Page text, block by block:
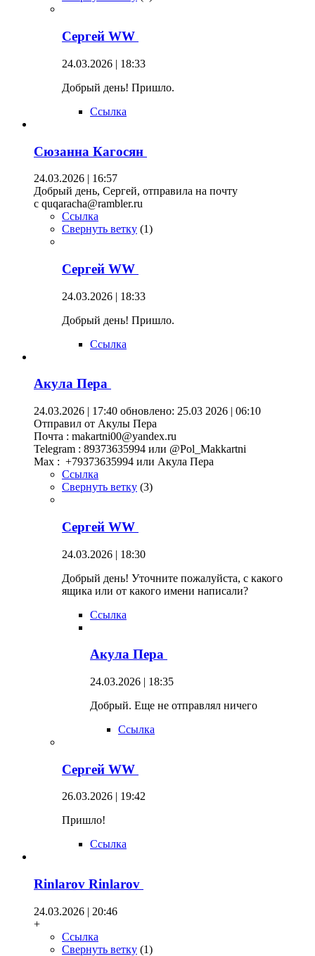
Сергей WW
24.03.2026 | 18:33
Добрый день! Пришло.
Ссылка
Сюзанна Кагосян
24.03.2026 | 16:57
Добрый день, Сергей, отправила на почту
c quqaracha@rambler.ru
Ссылка
Свернуть ветку (1)
Сергей WW
24.03.2026 | 18:33
Добрый день! Пришло.
Ссылка
Акула Пера
24.03.2026 | 17:40 обновлено: 25.03 2026 | 06:10
Отправил от Акулы Пера
Почта : makartni00@yandex.ru
Telegram : 89373635994 или @Pol_Makkartni
Maх : +79373635994 или Акула Пера
Ссылка
Свернуть ветку (3)
Сергей WW
24.03.2026 | 18:30
Добрый день! Уточните пожалуйста, с какого
ящика или от какого имени написали?
Ссылка
Акула Пера
24.03.2026 | 18:35
Добрый. Еще не отправлял ничего
Ссылка
Сергей WW
26.03.2026 | 19:42
Пришло!
Ссылка
Rinlarov Rinlarov
24.03.2026 | 20:46
+
Ссылка
Свернуть ветку (1)